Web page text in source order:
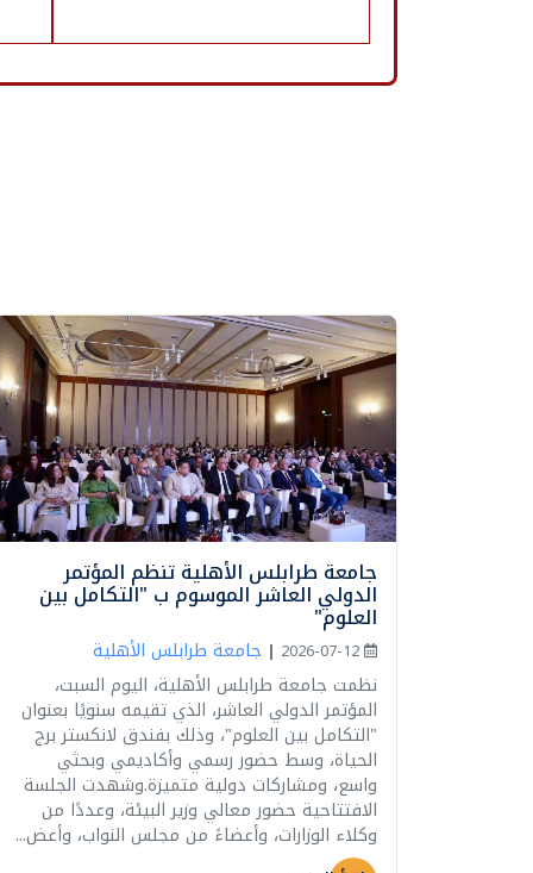
جامعة طرابلس الأهلية تنظم المؤتمر
الدولي العاشر الموسوم ب "التكامل بين
العلوم"
2026-07-12
| جامعة طرابلس الأهلية
نظمت جامعة طرابلس الأهلية، اليوم السبت،
المؤتمر الدولي العاشر، الذي تقيمه سنويًا بعنوان
"التكامل بين العلوم"، وذلك بفندق لانكستر برج
الحياة، وسط حضور رسمي وأكاديمي وبحثي
واسع، ومشاركات دولية متميزة.وشهدت الجلسة
الافتتاحية حضور معالي وزير البيئة، وعددًا من
وكلاء الوزارات، وأعضاءً من مجلس النواب، وأعض...